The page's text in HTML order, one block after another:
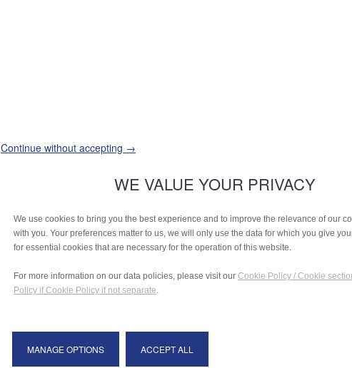
Continue without accepting →
WE VALUE YOUR PRIVACY
We use cookies to bring you the best experience and to improve the relevance of our
with you. Your preferences matter to us, we will only use the data for which you give
for essential cookies that are necessary for the operation of this website.
For more information on our data policies, please visit our Cookie Policy / Cookie
Policy if Cookie Policy if not separate.
MANAGE OPTIONS ACCEPT ALL